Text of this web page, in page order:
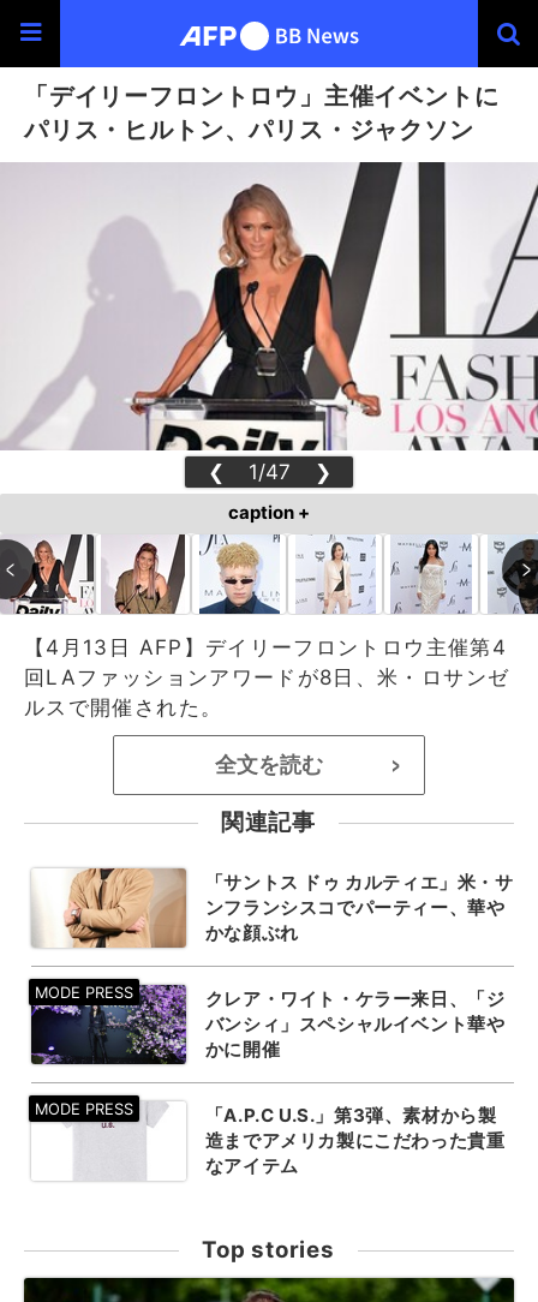
「デイリーフロントロウ」主催イベントに
パリス・ヒルトン、パリス・ジャクソン
❮ 1/47 ❯
caption +
【4月13日 AFP】デイリーフロントロウ主催第4
回LAファッションアワードが8日、米・ロサンゼ
ルスで開催された。
全文を読む >
関連記事
「サントス ドゥ カルティエ」米・サ
ンフランシスコでパーティー、華や
かな顔ぶれ
クレア・ワイト・ケラー来日、「ジ
バンシィ」スペシャルイベント華や
かに開催
「A.P.C U.S.」第3弾、素材から製
造までアメリカ製にこだわった貴重
なアイテム
Top stories